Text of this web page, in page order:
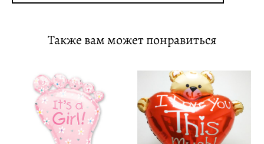
Также вам может понравиться